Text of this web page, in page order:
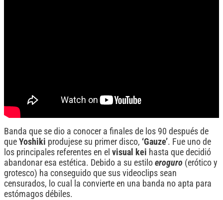
Banda que se dio a conocer a finales de los 90 después de
que Yoshiki produjese su primer disco, ‘Gauze’. Fue uno de
los principales referentes en el visual kei hasta que decidió
abandonar esa estética. Debido a su estilo eroguro (erótico y
grotesco) ha conseguido que sus videoclips sean
censurados, lo cual la convierte en una banda no apta para
estómagos débiles.